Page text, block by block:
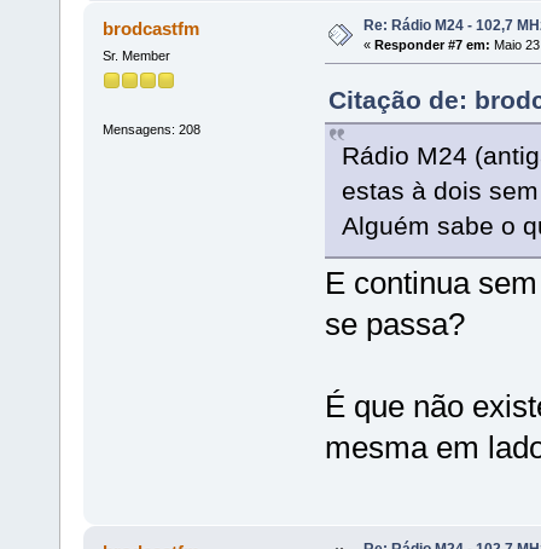
brodcastfm
Sr. Member
Mensagens: 208
Re: Rádio M24 - 102,7
« Responder #7 em: Maio
Citação de:
Rádio M24
estas à dois
Alguém sabe o
E continua
se passa?
É que não
mesma em